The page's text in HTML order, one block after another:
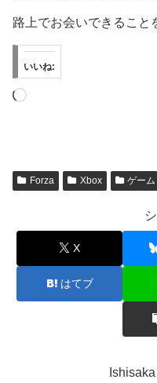
路上でお会いできること
いいね:
読
Forza Xbox ゲーム
X
はてブ